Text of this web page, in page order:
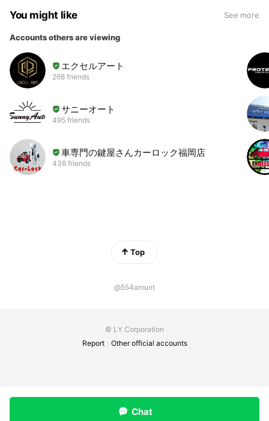
You might like See more
Accounts others are viewing
エクセルアート
268 friends
サニーオート
495 friends
車専門の鍵屋さんカーロック福岡店
436 friends
Top
@554amunt
© LY Corporation
Report
Other official accounts
Chat